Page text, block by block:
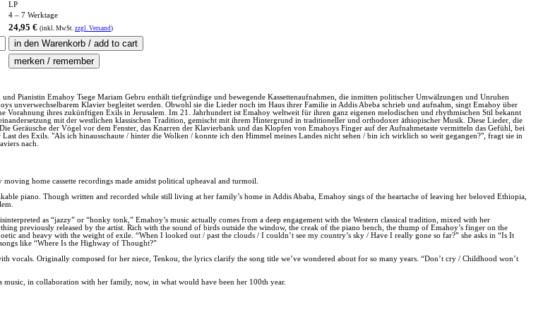
LP
4 – 7 Werktage
24,95 € (inkl. MwSt. zzgl. Versand)
Pianistin Emahoy Tsege Mariam Gebru enthält tiefgründige und bewegende Kassettenaufnahmen, die inmitten politischer Umwälzungen und Unruhen
unverwechselbarem Klavier begleitet werden. Obwohl sie die Lieder noch im Haus ihrer Familie in Addis Abeba schrieb und aufnahm, singt Emahoy über
ihres zukünftigen Exils in Jerusalem. Im 21. Jahrhundert ist Emahoy weltweit für ihren ganz eigenen melodischen und rhythmischen Stil bekannt
mit der westlichen klassischen Tradition, gemischt mit ihrem Hintergrund in traditioneller und orthodoxer äthiopischer Musik. Diese Lieder, die
der Vögel vor dem Fenster, das Knarren der Klavierbank und das Klopfen von Emahoys Finger auf der Aufnahmetaste vermitteln das Gefühl, bei
des Exils. "Als ich hinausschaute / hinter die Wolken / konnte ich den Himmel meines Landes nicht sehen / bin ich wirklich so weit gegangen?", fragt sie in
nach.
home cassette recordings made amidst political upheaval and turmoil.
piano. Though written and recorded while still living at her family’s home in Addis Ababa, Emahoy sings of the heartache of leaving her beloved Ethiopia,
as “jazzy” or “honky tonk,” Emahoy’s music actually comes from a deep engagement with the Western classical tradition, mixed with her
previously released by the artist. Rich with the sound of birds outside the window, the creak of the piano bench, the thump of Emahoy’s finger on the
and heavy with the weight of exile. “When I looked out / past the clouds / I couldn’t see my country’s sky / Have I really gone so far?” she asks in “Is It
like “Where Is the Highway of Thought?”
vocals. Originally composed for her niece, Tenkou, the lyrics clarify the song title we’ve wondered about for so many years. “Don’t cry / Childhood won’t
in collaboration with her family, now, in what would have been her 100th year.